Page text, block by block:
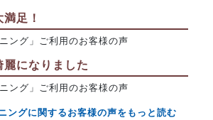
足！
ング」ご利用のお客様の声
になりました
ング」ご利用のお客様の声
ングに関するお客様の声をもっと読む